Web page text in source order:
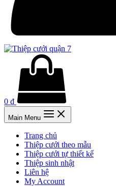
0 ₫
Main Menu
Trang chủ
Thiệp cưới theo mẫu
Thiệp cưới tự thiết kế
Thiệp sinh nhật
Liên hệ
My Account